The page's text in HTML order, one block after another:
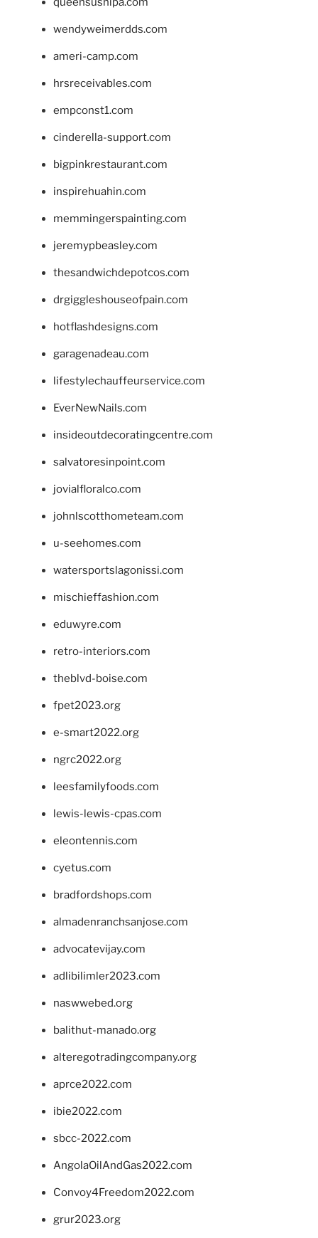
wendyweimerdds.com
ameri-camp.com
hrsreceivables.com
empconst1.com
cinderella-support.com
bigpinkrestaurant.com
inspirehuahin.com
memmingerspainting.com
jeremypbeasley.com
thesandwichdepotcos.com
drgiggleshouseofpain.com
hotflashdesigns.com
garagenadeau.com
lifestylechauffeurservice.com
EverNewNails.com
insideoutdecoratingcentre.com
salvatoresinpoint.com
jovialfloralco.com
johnlscotthometeam.com
u-seehomes.com
watersportslagonissi.com
mischieffashion.com
eduwyre.com
retro-interiors.com
theblvd-boise.com
fpet2023.org
e-smart2022.org
ngrc2022.org
leesfamilyfoods.com
lewis-lewis-cpas.com
eleontennis.com
cyetus.com
bradfordshops.com
almadenranchsanjose.com
advocatevijay.com
adlibilimler2023.com
naswwebed.org
balithut-manado.org
alteregotradingcompany.org
aprce2022.com
ibie2022.com
sbcc-2022.com
AngolaOilAndGas2022.com
Convoy4Freedom2022.com
grur2023.org